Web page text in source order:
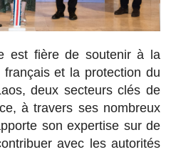
est fière de soutenir à la
et la protection du
deux secteurs clés de
à travers ses nombreux
son expertise sur de
avec les autorités